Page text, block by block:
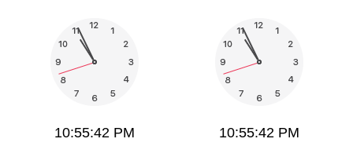
10:55:42 PM 10:55:42 PM